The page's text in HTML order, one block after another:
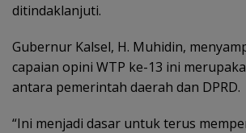
ditindaklanjuti.
Gubernur Kalsel, H. Muhidin,
capaian opini WTP ke-13 ini
antara pemerintah daerah dan DPRD.
“Ini menjadi dasar untuk terus